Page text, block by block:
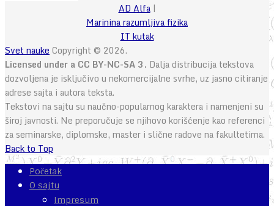
AD Alfa|
Marinina razumljiva fizika
IT kutak
Svet nauke Copyright © 2026.
Licensed under a CC BY-NC-SA 3. Dalja distribucija tekstova
dozvoljena je isključivo u nekomercijalne svrhe, uz jasno citiranje
adrese sajta i autora teksta.
Tekstovi na sajtu su naučno-popularnog karaktera i namenjeni su
široj javnosti. Ne preporučuje se njihovo korišćenje kao referenci
za seminarske, diplomske, master i slične radove na fakultetima.
Back to Top
Početak
O sajtu
Impresum